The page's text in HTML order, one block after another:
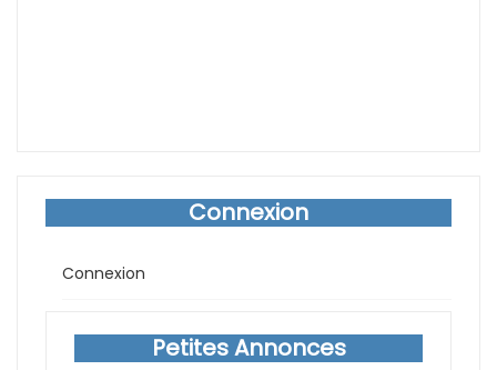
Connexion
Connexion
Petites Annonces